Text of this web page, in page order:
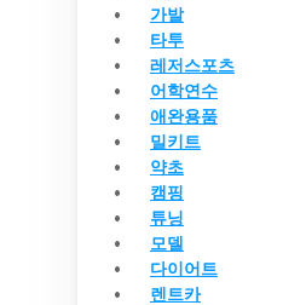
가발
타투
레저스포츠
어학연수
애완용품
밀키트
약초
캠핑
튜닝
모델
다이어트
렌트카